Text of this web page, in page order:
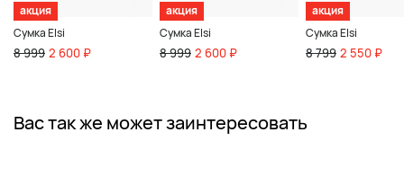
акция
Сумка Elsi
8 999 2 600 ₽
акция
Сумка Elsi
8 999 2 600 ₽
акция
Сумка Elsi
8 799 2 550 ₽
Вас так же может заинтересовать